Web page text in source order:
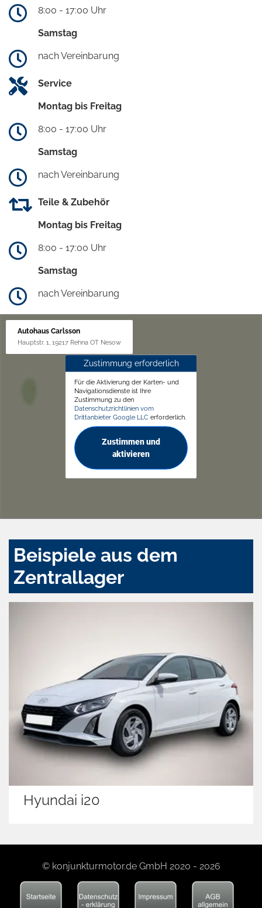
8:00 - 17:00 Uhr
Samstag
nach Vereinbarung
Service
Montag bis Freitag
8:00 - 17:00 Uhr
Samstag
nach Vereinbarung
Teile & Zubehör
Montag bis Freitag
8:00 - 17:00 Uhr
Samstag
nach Vereinbarung
Autohaus Carlsson
Hauptstr. 1, 19217 Rehna OT Nesow
Zustimmung erforderlich
Für die Aktivierung der Karten- und
Navigationsdienste ist Ihre
Zustimmung zu den
Datenschutzrichtlinien vom
Drittanbieter Google LLC erforderlich.
Zustimmen und
aktivieren
Beispiele aus dem
Zentrallager
Hyundai i20
© konjunkturmotor.de GmbH 2020 - 2026